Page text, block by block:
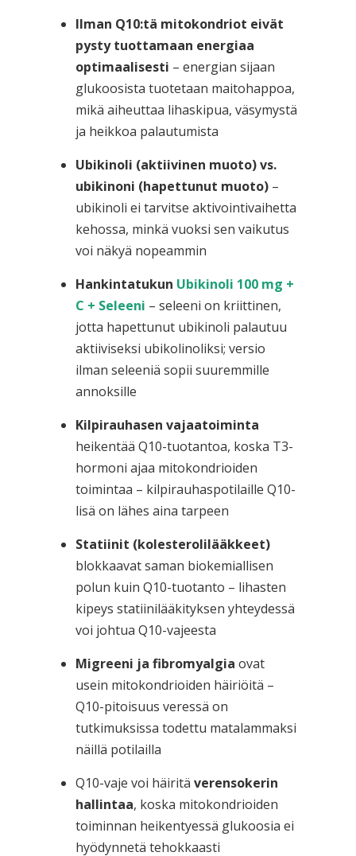
Ilman Q10:tä mitokondriot eivät
pysty tuottamaan energiaa
optimaalisesti – energian sijaan
glukoosista tuotetaan maitohappoa,
mikä aiheuttaa lihaskipua, väsymystä
ja heikkoa palautumista
Ubikinoli (aktiivinen muoto) vs.
ubikinoni (hapettunut muoto)–
ubikinoli ei tarvitse aktivointivaihetta
kehossa, minkä vuoksi sen vaikutus
voi näkyä nopeammin
Hankintatukun Ubikinoli 100 mg +
C + Seleeni – seleeni on kriittinen,
jotta hapettunut ubikinoli palautuu
aktiiviseksi ubikolinoliksi; versio
ilman seleeniä sopii suuremmille
annoksille
Kilpirauhasen vajaatoiminta
heikentää Q10-tuotantoa, koska T3-
hormoni ajaa mitokondrioiden
toimintaa – kilpirauhaspotilaille Q10-
lisä on lähes aina tarpeen
Statiinit (kolesterolilääkkeet)
blokkaavat saman biokemiallisen
polun kuin Q10-tuotanto – lihasten
kipeys statiinilääkityksen yhteydessä
voi johtua Q10-vajeesta
Migreeni ja fibromyalgia ovat
usein mitokondrioiden häiriöitä –
Q10-pitoisuus veressä on
tutkimuksissa todettu matalammaksi
näillä potilailla
Q10-vaje voi häiritä verensokerin
hallintaa, koska mitokondrioiden
toiminnan heikentyessä glukoosia ei
hyödynnetä tehokkaasti